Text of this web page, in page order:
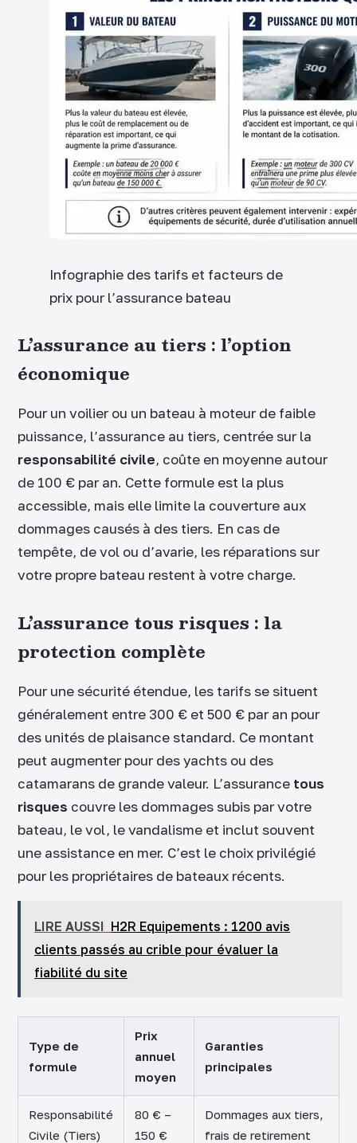
Infographie des tarifs et facteurs de
prix pour l’assurance bateau
L’assurance au tiers : l’option
économique
Pour un voilier ou un bateau à moteur de faible
puissance, l’assurance au tiers, centrée sur la
responsabilité civile, coûte en moyenne autour
de 100 € par an. Cette formule est la plus
accessible, mais elle limite la couverture aux
dommages causés à des tiers. En cas de
tempête, de vol ou d’avarie, les réparations sur
votre propre bateau restent à votre charge.
L’assurance tous risques : la
protection complète
Pour une sécurité étendue, les tarifs se situent
généralement entre 300 € et 500 € par an pour
des unités de plaisance standard. Ce montant
peut augmenter pour des yachts ou des
catamarans de grande valeur. L’assurance tous
risques couvre les dommages subis par votre
bateau, le vol, le vandalisme et inclut souvent
une assistance en mer. C’est le choix privilégié
pour les propriétaires de bateaux récents.
LIRE AUSSI H2R Equipements : 1200 avis
clients passés au crible pour évaluer la
fiabilité du site
Type de
formule
Prix
annuel
moyen
Garanties
principales
Responsabilité
Civile (Tiers)
80 € –
150 €
Dommages aux tiers,
frais de retirement